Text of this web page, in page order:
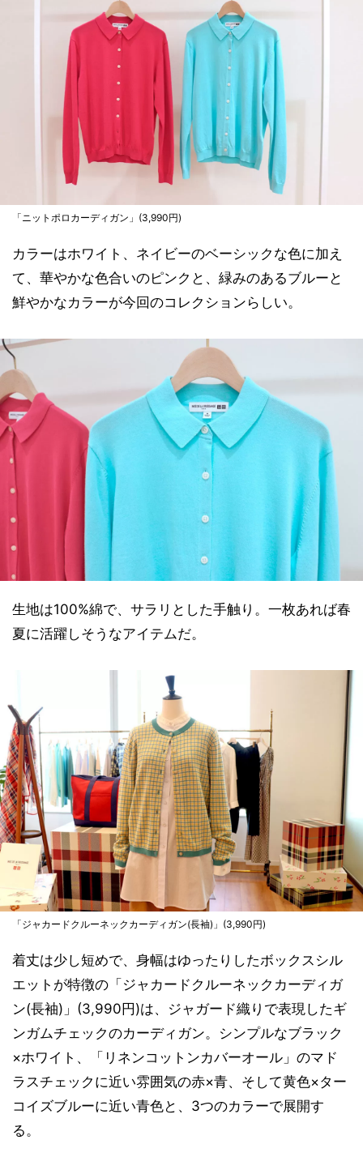
「ニットポロカーディガン」(3,990円)
カラーはホワイト、ネイビーのベーシックな色に加え
て、華やかな色合いのピンクと、緑みのあるブルーと
鮮やかなカラーが今回のコレクションらしい。
生地は100%綿で、サラリとした手触り。一枚あれば春
夏に活躍しそうなアイテムだ。
「ジャカードクルーネックカーディガン(長袖)」(3,990円)
着丈は少し短めで、身幅はゆったりしたボックスシル
エットが特徴の「ジャカードクルーネックカーディガ
ン(長袖)」(3,990円)は、ジャガード織りで表現したギ
ンガムチェックのカーディガン。シンプルなブラック
×ホワイト、「リネンコットンカバーオール」のマド
ラスチェックに近い雰囲気の赤×青、そして黄色×ター
コイズブルーに近い青色と、3つのカラーで展開す
る。